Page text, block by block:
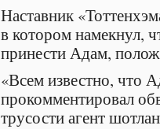
Наставник
в котором намекнул,
принести Адам,
«Всем известно, что
прокомментировал
трусости агент